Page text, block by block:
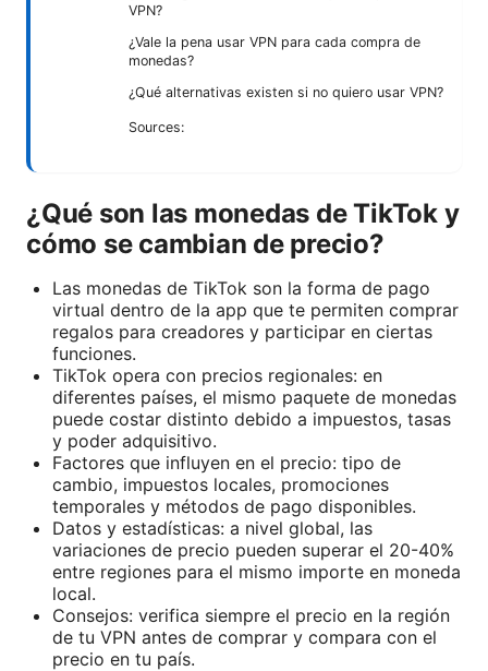
VPN?
¿Vale la pena usar VPN para cada compra de
monedas?
¿Qué alternativas existen si no quiero usar VPN?
Sources:
¿Qué son las monedas de TikTok y
cómo se cambian de precio?
Las monedas de TikTok son la forma de pago
virtual dentro de la app que te permiten comprar
regalos para creadores y participar en ciertas
funciones.
TikTok opera con precios regionales: en
diferentes países, el mismo paquete de monedas
puede costar distinto debido a impuestos, tasas
y poder adquisitivo.
Factores que influyen en el precio: tipo de
cambio, impuestos locales, promociones
temporales y métodos de pago disponibles.
Datos y estadísticas: a nivel global, las
variaciones de precio pueden superar el 20-40%
entre regiones para el mismo importe en moneda
local.
Consejos: verifica siempre el precio en la región
de tu VPN antes de comprar y compara con el
precio en tu país.